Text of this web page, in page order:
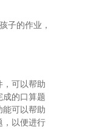
子的作业，
，可以帮助
成的口算题
能可以帮助
，以便进行